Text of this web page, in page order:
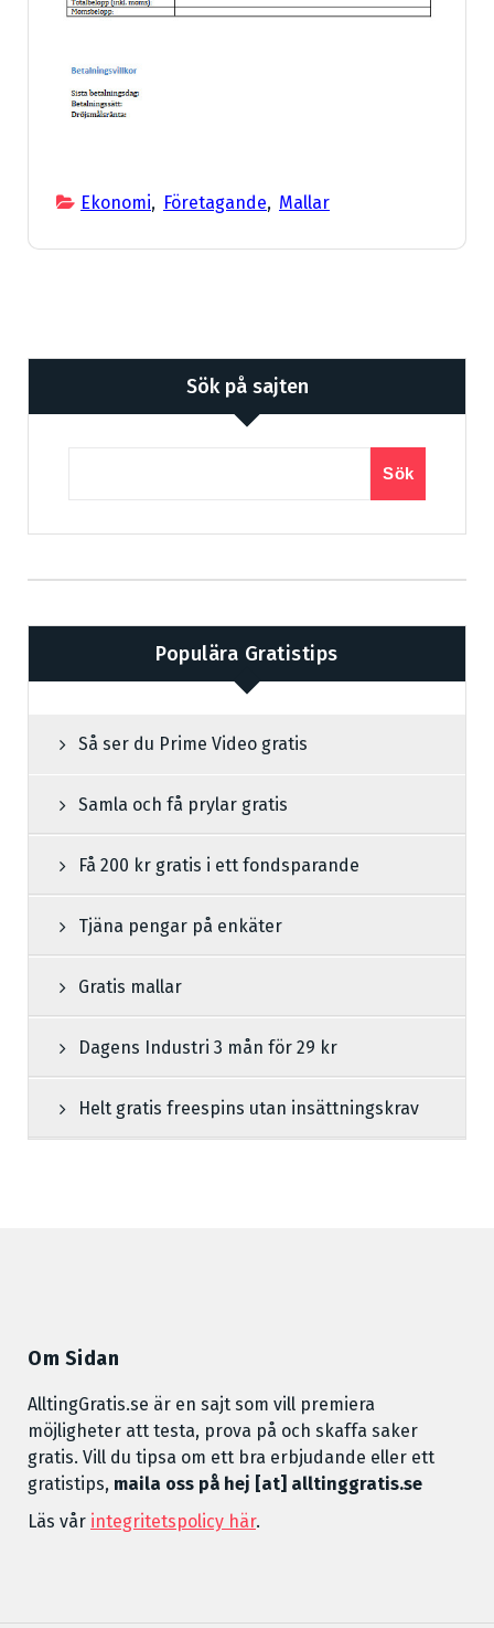
Ekonomi, Företagande, Mallar
Sök på sajten
Sök
Populära Gratistips
Så ser du Prime Video gratis
Samla och få prylar gratis
Få 200 kr gratis i ett fondsparande
Tjäna pengar på enkäter
Gratis mallar
Dagens Industri 3 mån för 29 kr
Helt gratis freespins utan insättningskrav
Om Sidan
AlltingGratis.se är en sajt som vill premiera
möjligheter att testa, prova på och skaffa saker
gratis. Vill du tipsa om ett bra erbjudande eller ett
gratistips, maila oss på hej [at] alltinggratis.se
Läs vår integritetspolicy här.